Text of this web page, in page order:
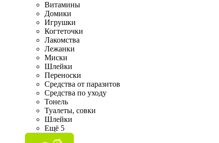
Витамины
Домики
Игрушки
Когтеточки
Лакомства
Лежанки
Миски
Шлейки
Переноски
Средства от паразитов
Средства по уходу
Тонель
Туалеты, совки
Шлейки
Ещё 5